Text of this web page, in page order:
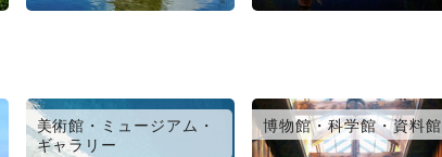
美術館・ミュージアム・
ギャラリー
博物館・科学館・資料館